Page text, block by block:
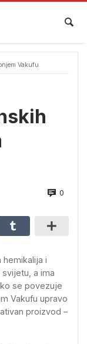
Vakufu
0
i
a ima
se povezuje
Vakufu upravo
proizvod –